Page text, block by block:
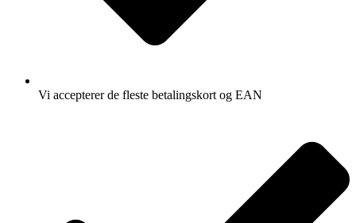
Vi accepterer de fleste betalingskort og EAN